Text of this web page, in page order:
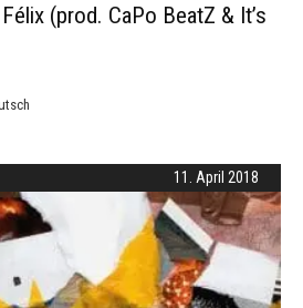
(prod. CaPo BeatZ & It’s
11. April 2018